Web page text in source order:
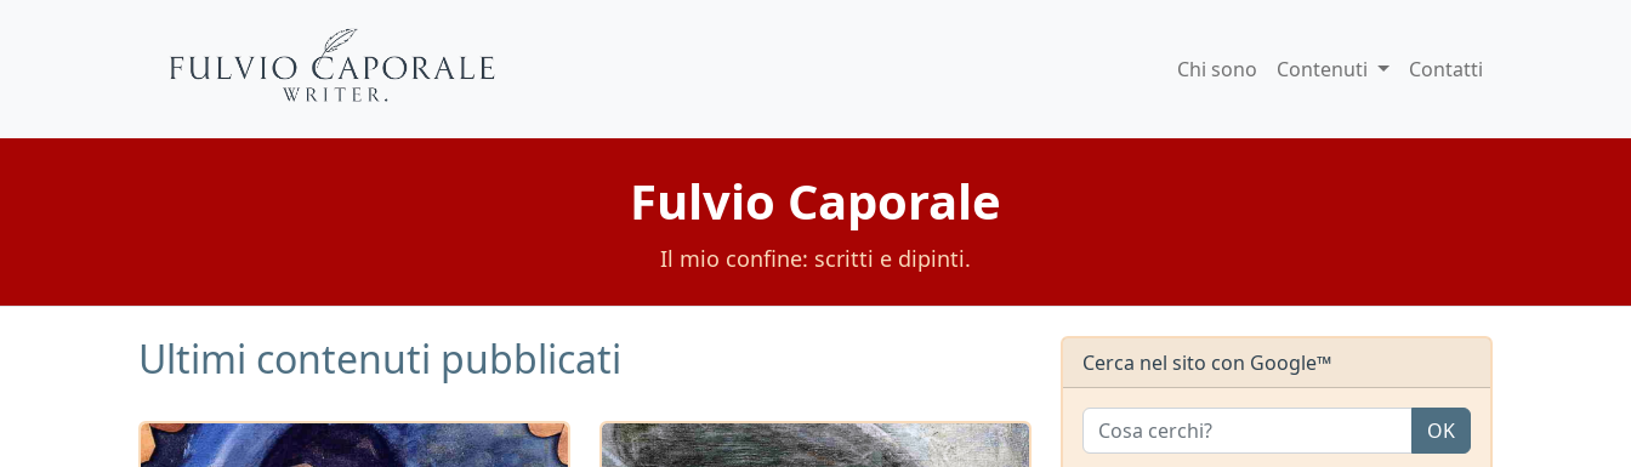
Chi sono Contenuti Contatti
Fulvio Caporale
Il mio confine: scritti e dipinti.
Ultimi contenuti pubblicati Cerca nel sito con Google™
OK